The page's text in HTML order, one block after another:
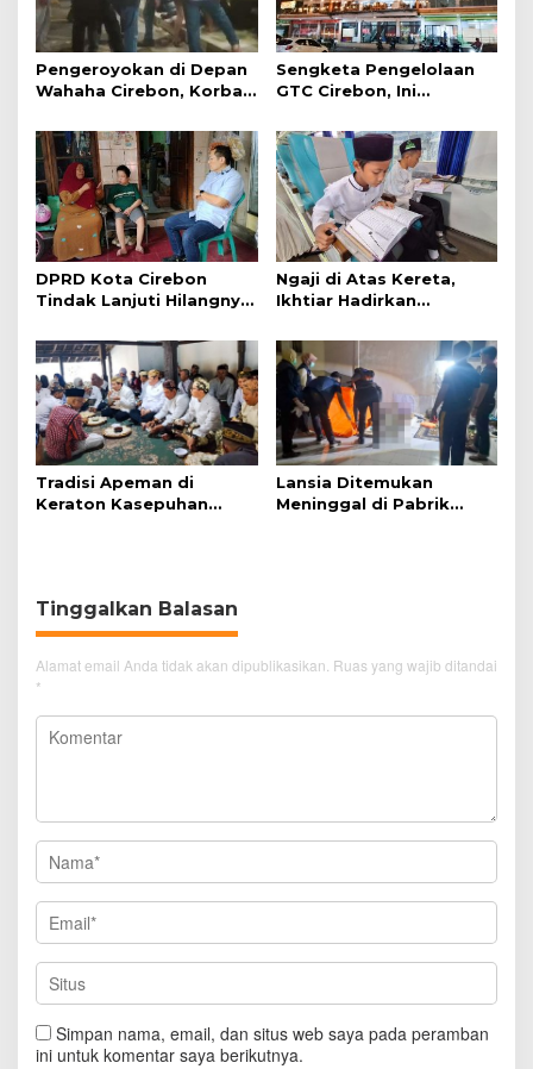
Pengeroyokan di Depan
Wahaha Cirebon, Korban
Polisi
Sengketa Pengelolaan
GTC Cirebon, Ini
Simanjuntak
DPRD Kota Cirebon
Tindak Lanjuti Hilangnya
Disabilitas
Ngaji di Atas Kereta,
Ikhtiar Hadirkan
Nyaman
Tradisi Apeman di
Keraton Kasepuhan
Lansia Ditemukan
Meninggal di Pabrik
Tinggalkan Balasan
Alamat email Anda tidak akan dipublikasikan. Ruas yang wajib ditandai
*
Simpan nama, email, dan situs web saya pada peramban
ini untuk komentar saya berikutnya.